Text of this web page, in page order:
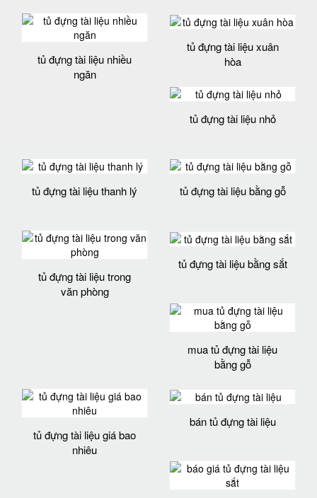
tủ đựng tài liệu nhiều
ngăn
tủ đựng tài liệu xuân
hòa
tủ đựng tài liệu nhỏ
tủ đựng tài liệu thanh lý tủ đựng tài liệu bằng gỗ
tủ đựng tài liệu trong
văn phòng
tủ đựng tài liệu bằng sắt
mua tủ đựng tài liệu
bằng gỗ
tủ đựng tài liệu giá bao
nhiêu
bán tủ đựng tài liệu